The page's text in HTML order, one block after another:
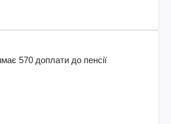
570 доплати до пенсії